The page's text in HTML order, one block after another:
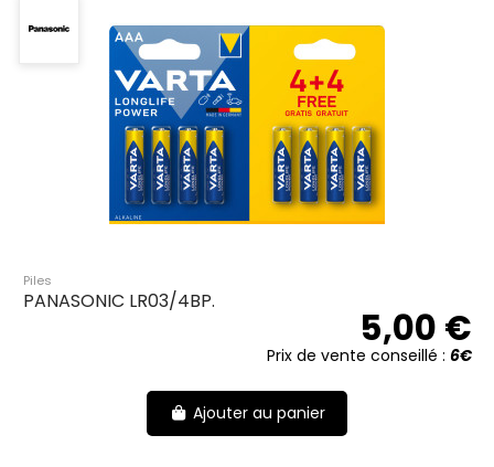
Piles
PANASONIC LR03/4BP.
5,00 €
Prix de vente conseillé : 6€
Ajouter au panier